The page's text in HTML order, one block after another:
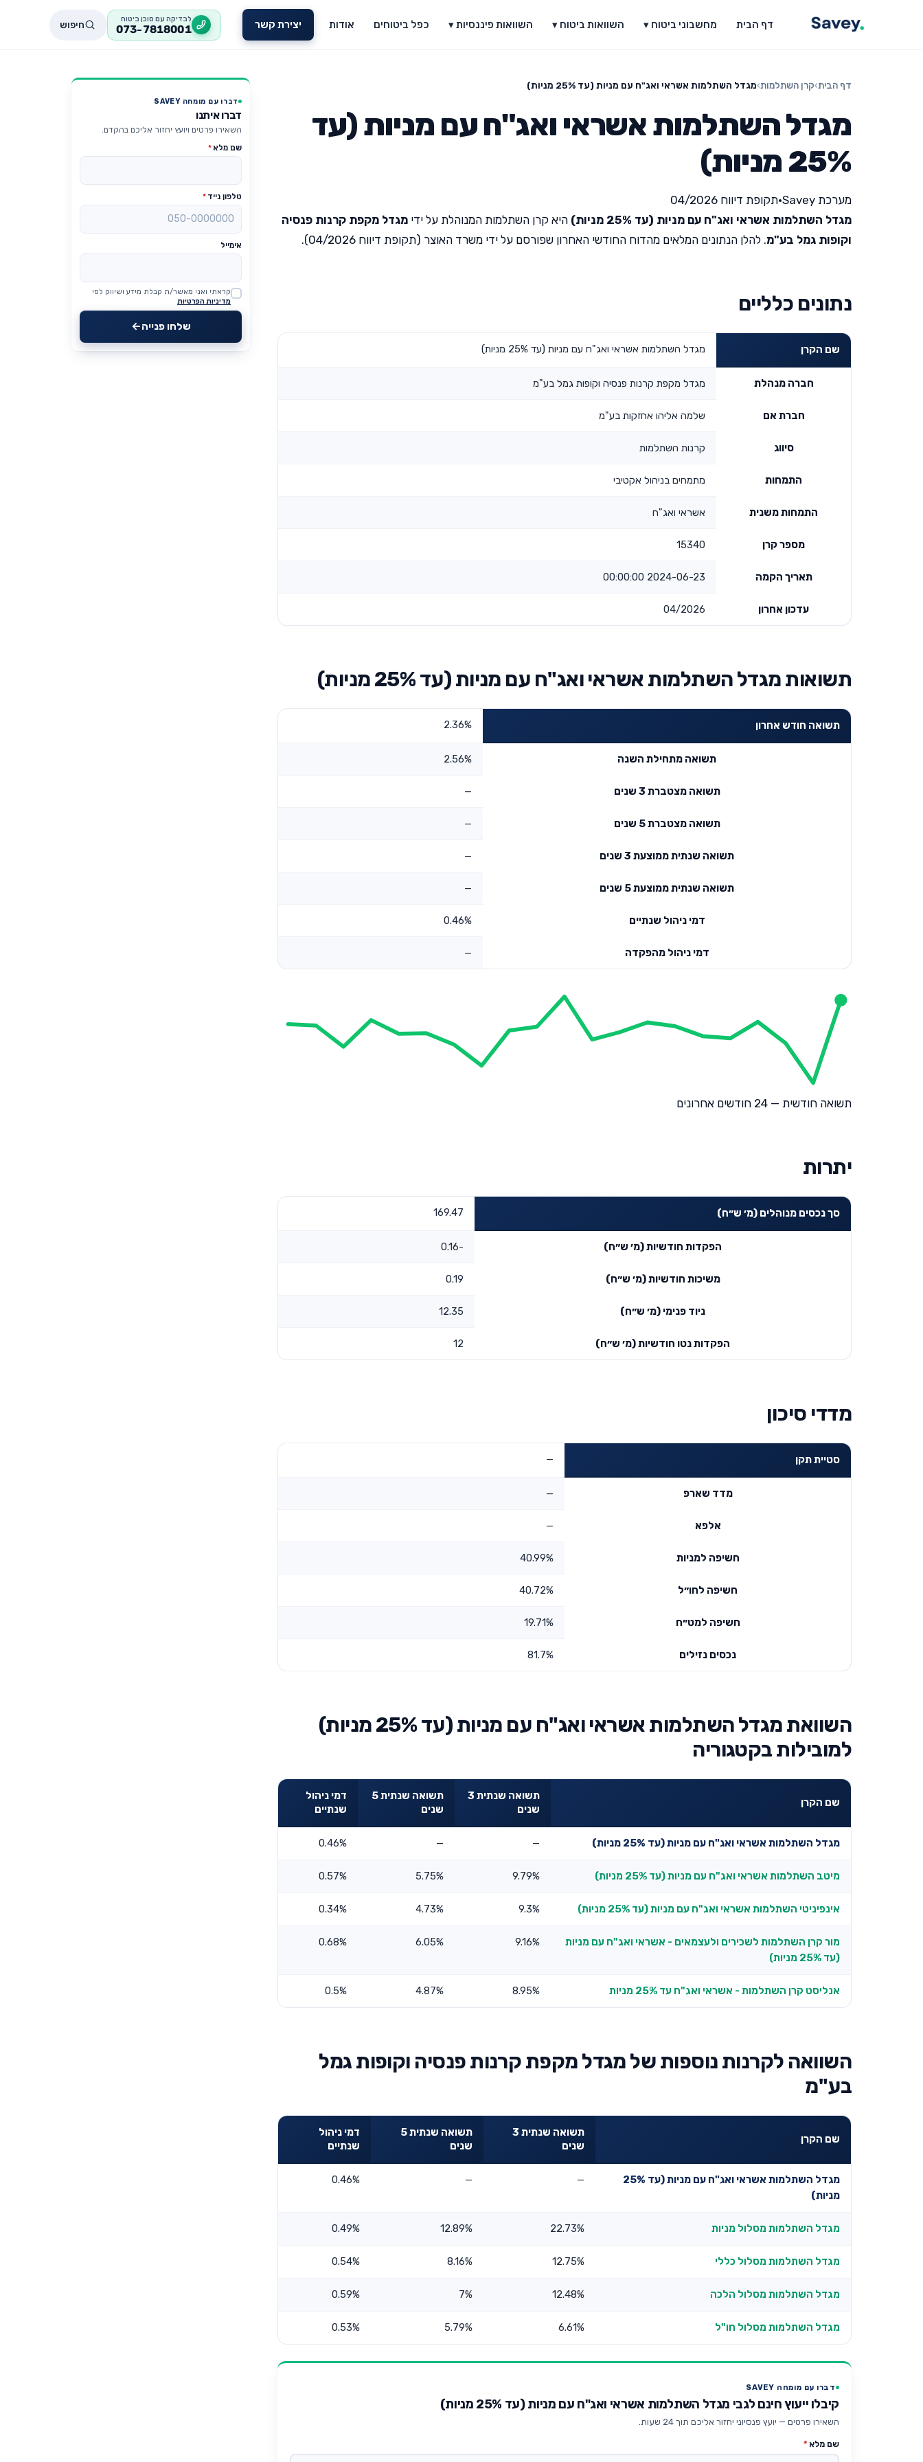
דף הבית מחשבוני ביטוח ▾ השוואות ביטוח ▾ השוואות פיננסיות ▾ כפל ביטוחים אודות יצירת קשר לבדיקה עם סוכן ביטוח
073-7818001 חיפוש
דף הבית›קרן השתלמות›מגדל השתלמות אשראי ואג"ח עם מניות (עד 25% מניות)
מגדל השתלמות אשראי ואג"ח עם מניות (עד
25% מניות)
מערכת Savey •תקופת דיווח 04/2026
מגדל השתלמות אשראי ואג"ח עם מניות (עד 25% מניות)
היא קרן השתלמות המנוהלת על ידי מגדל מקפת קרנות פנסיה
וקופות גמל בע"מ. להלן הנתונים המלאים מהדוח החודשי האחרון שפורסם על ידי משרד האוצר (תקופת דיווח 04/2026).
נתונים כלליים
שם הקרן מגדל השתלמות אשראי ואג"ח עם מניות (עד 25% מניות)
חברה מנהלת מגדל מקפת קרנות פנסיה וקופות גמל בע"מ
חברת אם שלמה אליהו אחזקות בע"מ
סיווג קרנות השתלמות
התמחות מתמחים בניהול אקטיבי
התמחות משנית אשראי ואג"ח
מספר קרן 15340
תאריך הקמה 2024-06-23 00:00:00
עדכון אחרון 04/2026
תשואות מגדל השתלמות אשראי ואג"ח עם מניות (עד 25% מניות)
תשואה חודש אחרון 2.36%
תשואה מתחילת השנה 2.56%
תשואה מצטברת 3 שנים —
תשואה מצטברת 5 שנים —
תשואה שנתית ממוצעת 3 שנים —
תשואה שנתית ממוצעת 5 שנים —
דמי ניהול שנתיים 0.46%
דמי ניהול מהפקדה —
תשואה חודשית — 24 חודשים אחרונים
יתרות
סך נכסים מנוהלים (מ׳ ש״ח) 169.47
הפקדות חודשיות (מ׳ ש״ח) -0.16
משיכות חודשיות (מ׳ ש״ח) 0.19
ניוד פנימי (מ׳ ש״ח) 12.35
הפקדות נטו חודשיות (מ׳ ש״ח) 12
מדדי סיכון
סטיית תקן —
מדד שארפ —
אלפא —
חשיפה למניות 40.99%
חשיפה לחו״ל 40.72%
חשיפה למט״ח 19.71%
נכסים נזילים 81.7%
השוואת מגדל השתלמות אשראי ואג"ח עם מניות (עד 25% מניות)
למובילות בקטגוריה
שם הקרן
תשואה שנתית 3
שנים
תשואה שנתית 5
שנים
דמי ניהול
שנתיים
מגדל השתלמות אשראי ואג"ח עם מניות (עד 25% מניות) —
—
0.46%
מיטב השתלמות אשראי ואג"ח עם מניות (עד 25% מניות) 9.79%
5.75%
0.57%
אינפיניטי השתלמות אשראי ואג"ח עם מניות (עד 25% מניות) 9.3%
4.73%
0.34%
מור קרן השתלמות לשכירים ולעצמאים - אשראי ואג"ח עם מניות
(עד 25% מניות)
9.16%
6.05%
0.68%
אנליסט קרן השתלמות - אשראי ואג"ח עד 25% מניות 8.95%
4.87%
0.5%
השוואה לקרנות נוספות של מגדל מקפת קרנות פנסיה וקופות גמל
בע"מ
שם הקרן
תשואה שנתית 3
שנים
תשואה שנתית 5
שנים
דמי ניהול
שנתיים
מגדל השתלמות אשראי ואג"ח עם מניות (עד 25%
מניות)
—
—
0.46%
מגדל השתלמות מסלול מניות 22.73%
12.89%
0.49%
מגדל השתלמות מסלול כללי 12.75%
8.16%
0.54%
מגדל השתלמות מסלול הלכה 12.48%
7%
0.59%
מגדל השתלמות מסלול חו"ל 6.61%
5.79%
0.53%
דברו עם מומחה SAVEY
קיבלו ייעוץ חינם לגבי מגדל השתלמות אשראי ואג"ח עם מניות (עד 25% מניות)
השאירו פרטים — יועץ פנסיוני יחזור אליכם תוך 24 שעות.
שם מלא *
דברו עם מומחה SAVEY
דברו איתנו
השאירו פרטים ויועץ יחזור אליכם בהקדם.
שם מלא*
טלפון נייד *
אימייל
Website
קראתי ואני מאשר/ת קבלת מידע ושיווק לפי
מדיניות הפרטיות
שלחו פנייה